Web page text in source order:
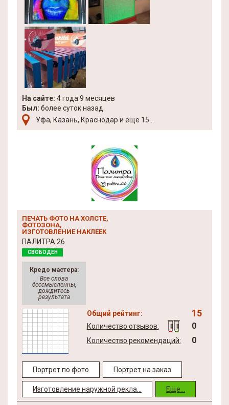
На сайте: 4 года 9 месяцев
Был: более суток назад
Уфа, Казань, Краснодар и еще 15...
ПЕЧАТЬ ФОТО НА ХОЛСТЕ,
ФОТОЗОНА,
ИЗГОТОВЛЕНИЕ НАКЛЕЕК
ПАЛИТРА 26
СВОБОДЕН
Кредо мастера:
Все слова
бессмысленны,
дождитесь
результата
Общий рейтинг: 15
Количество отзывов: 0
Количество рекомендаций: 0
Портрет по фото Портрет на заказ
Изготовление наружной рекла... Еще...